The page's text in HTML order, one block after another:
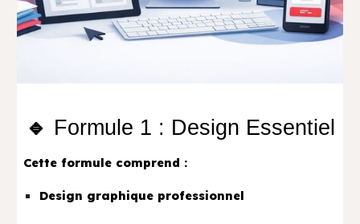
🔹 Formule 1 : Design Essentiel
Cette formule comprend :
Design graphique professionnel